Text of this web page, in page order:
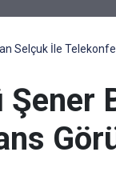
Selçuk İle